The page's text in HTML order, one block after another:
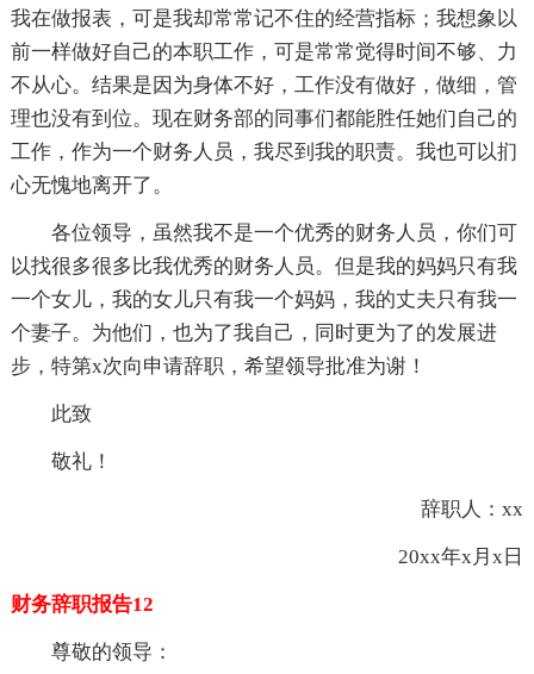
我在做报表，可是我却常常记不住的经营指标；我想象以
前一样做好自己的本职工作，可是常常觉得时间不够、力
不从心。结果是因为身体不好，工作没有做好，做细，管
理也没有到位。现在财务部的同事们都能胜任她们自己的
工作，作为一个财务人员，我尽到我的职责。我也可以扪
心无愧地离开了。
各位领导，虽然我不是一个优秀的财务人员，你们可
以找很多很多比我优秀的财务人员。但是我的妈妈只有我
一个女儿，我的女儿只有我一个妈妈，我的丈夫只有我一
个妻子。为他们，也为了我自己，同时更为了的发展进
步，特第x次向申请辞职，希望领导批准为谢！
此致
敬礼！
辞职人：xx
20xx年x月x日
财务辞职报告12
尊敬的领导：